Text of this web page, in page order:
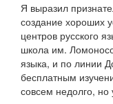
Я выразил
создание хороших
центров русского
школа им.
языка, и по линии
бесплатным
совсем недолго, но